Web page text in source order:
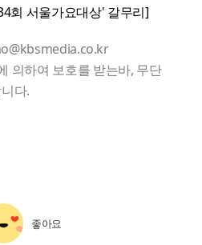
회 서울가요대상' 갈무리]
의하여 보호를 받는바, 무단
다.
좋아요